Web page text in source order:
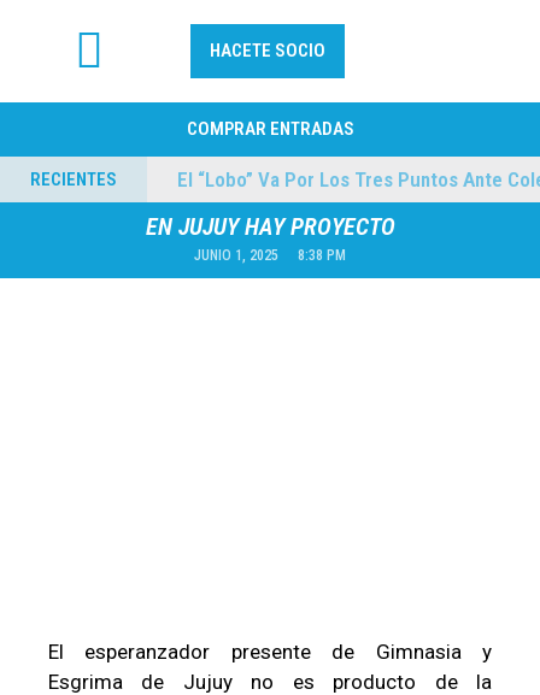
HACETE SOCIO
COMPRAR ENTRADAS
RECIENTES
04/08/2026 El “Lobo” Va Por Los Tres Puntos Ante
EN JUJUY HAY PROYECTO
JUNIO 1, 2025 8:38 PM
El esperanzador presente de Gimnasia y
Esgrima de Jujuy no es producto de la